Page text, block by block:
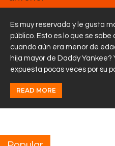
Es muy reservada y le gusta
público. Esto es lo que se
cuando aún era menor de
hija mayor de Daddy
expuesta pocas veces por su
READ MORE